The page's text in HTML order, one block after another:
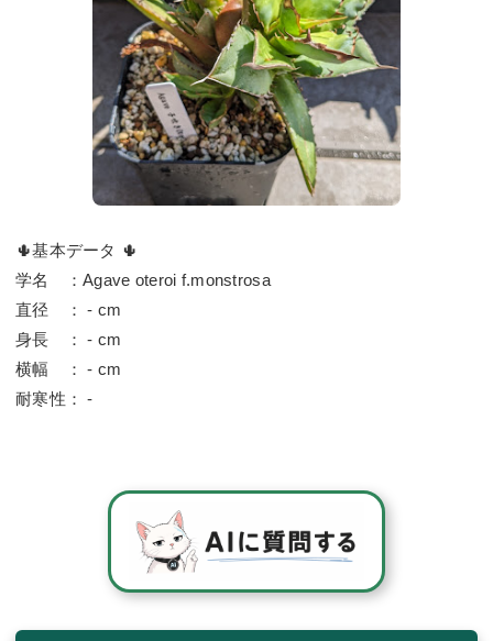
🌵基本データ 🌵
学名 ：Agave oteroi f.monstrosa
直径 ： - cm
身長 ： - cm
横幅 ： - cm
耐寒性： -